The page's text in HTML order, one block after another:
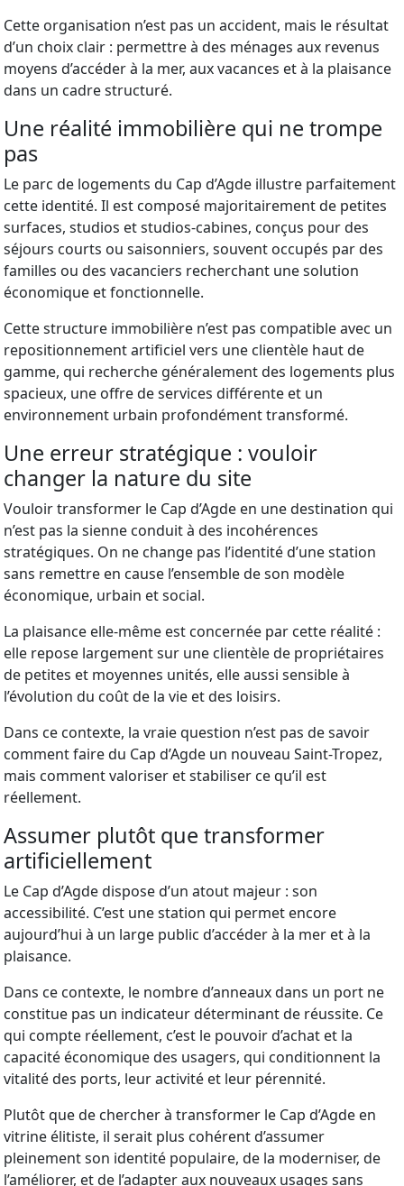
Cette organisation n’est pas un accident, mais le résultat
d’un choix clair : permettre à des ménages aux revenus
moyens d’accéder à la mer, aux vacances et à la plaisance
dans un cadre structuré.
Une réalité immobilière qui ne trompe
pas
Le parc de logements du Cap d’Agde illustre parfaitement
cette identité. Il est composé majoritairement de petites
surfaces, studios et studios-cabines, conçus pour des
séjours courts ou saisonniers, souvent occupés par des
familles ou des vacanciers recherchant une solution
économique et fonctionnelle.
Cette structure immobilière n’est pas compatible avec un
repositionnement artificiel vers une clientèle haut de
gamme, qui recherche généralement des logements plus
spacieux, une offre de services différente et un
environnement urbain profondément transformé.
Une erreur stratégique : vouloir
changer la nature du site
Vouloir transformer le Cap d’Agde en une destination qui
n’est pas la sienne conduit à des incohérences
stratégiques. On ne change pas l’identité d’une station
sans remettre en cause l’ensemble de son modèle
économique, urbain et social.
La plaisance elle-même est concernée par cette réalité :
elle repose largement sur une clientèle de propriétaires
de petites et moyennes unités, elle aussi sensible à
l’évolution du coût de la vie et des loisirs.
Dans ce contexte, la vraie question n’est pas de savoir
comment faire du Cap d’Agde un nouveau Saint-Tropez,
mais comment valoriser et stabiliser ce qu’il est
réellement.
Assumer plutôt que transformer
artificiellement
Le Cap d’Agde dispose d’un atout majeur : son
accessibilité. C’est une station qui permet encore
aujourd’hui à un large public d’accéder à la mer et à la
plaisance.
Dans ce contexte, le nombre d’anneaux dans un port ne
constitue pas un indicateur déterminant de réussite. Ce
qui compte réellement, c’est le pouvoir d’achat et la
capacité économique des usagers, qui conditionnent la
vitalité des ports, leur activité et leur pérennité.
Plutôt que de chercher à transformer le Cap d’Agde en
vitrine élitiste, il serait plus cohérent d’assumer
pleinement son identité populaire, de la moderniser, de
l’améliorer, et de l’adapter aux nouveaux usages sans